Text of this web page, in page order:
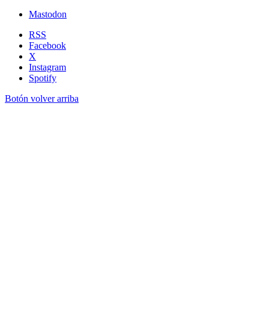
Mastodon
RSS
Facebook
X
Instagram
Spotify
Botón volver arriba